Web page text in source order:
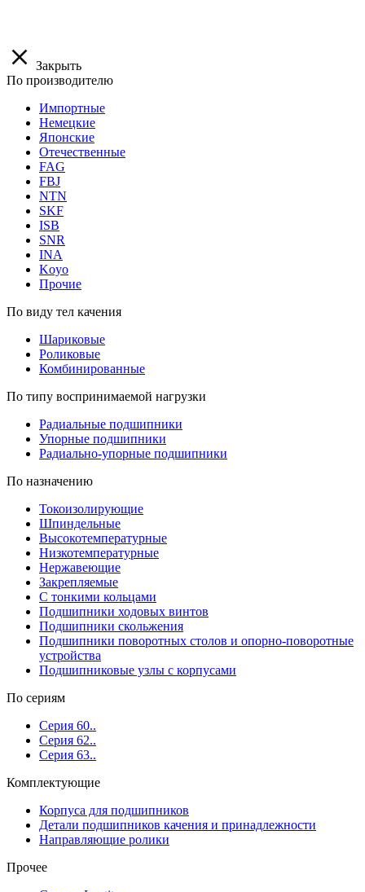
Закрыть
По производителю
Импортные
Немецкие
Японские
Отечественные
FAG
FBJ
NTN
SKF
ISB
SNR
INA
Koyo
Прочие
По виду тел качения
Шариковые
Роликовые
Комбинированные
По типу воспринимаемой нагрузки
Радиальные подшипники
Упорные подшипники
Радиально-упорные подшипники
По назначению
Токоизолирующие
Шпиндельные
Высокотемпературные
Низкотемпературные
Нержавеющие
Закрепляемые
С тонкими кольцами
Подшипники ходовых винтов
Подшипники скольжения
Подшипники поворотных столов и опорно-поворотные
устройства
Подшипниковые узлы с корпусами
По сериям
Серия 60..
Серия 62..
Серия 63..
Комплектующие
Корпуса для подшипников
Детали подшипников качения и принадлежности
Направляющие ролики
Прочее